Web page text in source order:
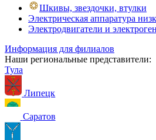
Шкивы, звездочки, втулки
Электрическая аппаратура
Электродвигатели и
Информация для филиалов
Наши региональные представители:
Тула
Липецк
Саратов